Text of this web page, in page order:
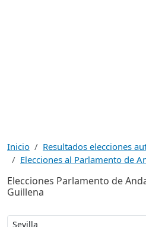
Inicio
Resultados elecciones
Elecciones al Parlamento de
Elecciones Parlamento de
Guillena